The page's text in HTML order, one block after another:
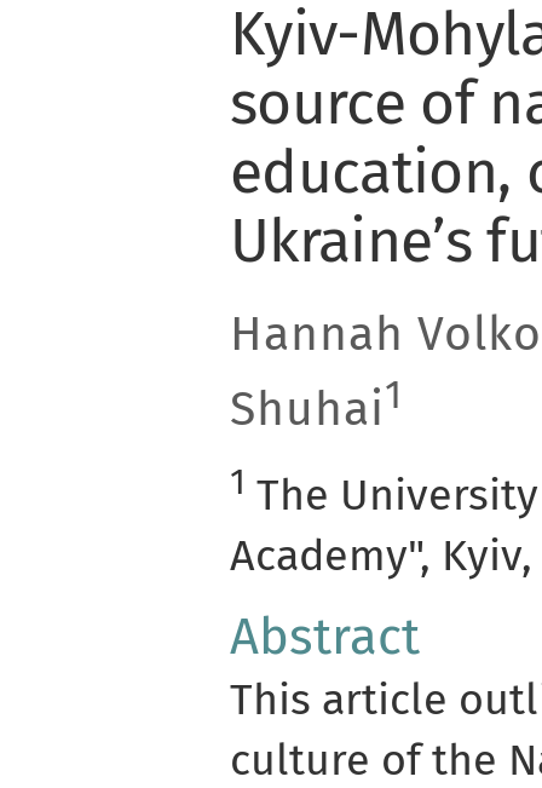
Kyiv-
source of
education,
Ukraine’s
Hannah
Shuhai1
1 The
Academy",
Abstract
This article
culture of the